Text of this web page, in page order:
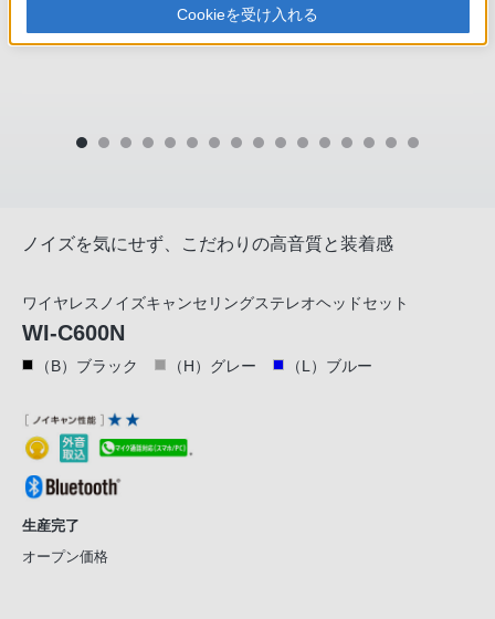
ノイズを気にせず、こだわりの高音質と装着感
ワイヤレスノイズキャンセリングステレオヘッドセット
WI-C600N
（B）ブラック （H）グレー （L）ブルー
生産完了
オープン価格
Cookieを受け入れる